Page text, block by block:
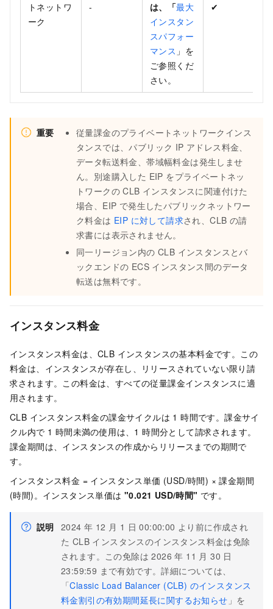
トネットワ
ーク
-
は、「最大
インスタン
スパフォー
マンス 」を
ご参照くだ
さい。
✔
重要
従量課金のプライベートネットワークインス
タンスでは、パブリック IP アドレス料金、
データ転送料金、帯域幅料金は発生しませ
ん。別途購入した EIP をプライベートネッ
トワークの CLB インスタンスに関連付けた
場合、EIP で発生したパブリックネットワー
ク料金は EIP に対して請求され、CLB の請
求書には表示されません。
同一リージョン内の CLB インスタンスとバ
ックエンドの ECS インスタンス間のデータ
転送は無料です。
インスタンス料金
インスタンス料金は、CLB インスタンスの基本料金です。この
料金は、インスタンスが存在し、リリースされていない限り請
求されます。この料金は、すべての従量課金インスタンスに適
用されます。
CLB インスタンス料金の課金サイクルは 1 時間です。課金サイ
クル内で 1 時間未満の使用は、1 時間分として請求されます。
課金期間は、インスタンスの作成からリリースまでの期間で
す。
インスタンス料金 = インスタンス単価 (USD/時間) × 課金期間
(時間)。インスタンス単価は"0.021 USD/時間" です。
説明 2024 年 12 月 1 日 00:00:00 より前に作成され
た CLB インスタンスのインスタンス料金は免除
されます。この免除は2026 年 11 月 30 日
23:59:59 まで有効です。詳細については、
「Classic Load Balancer (CLB) のインスタンス
料金割引の有効期間延長に関するお知らせ 」を